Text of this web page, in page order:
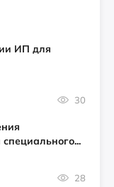
ИП для
30
28